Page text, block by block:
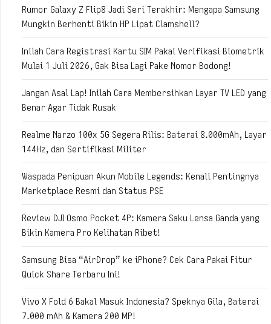
Rumor Galaxy Z Flip8 Jadi Seri Terakhir: Mengapa Samsung
Mungkin Berhenti Bikin HP Lipat Clamshell?
Inilah Cara Registrasi Kartu SIM Pakai Verifikasi Biometrik
Mulai 1 Juli 2026, Gak Bisa Lagi Pake Nomor Bodong!
Jangan Asal Lap! Inilah Cara Membersihkan Layar TV LED yang
Benar Agar Tidak Rusak
Realme Narzo 100x 5G Segera Rilis: Baterai 8.000mAh, Layar
144Hz, dan Sertifikasi Militer
Waspada Penipuan Akun Mobile Legends: Kenali Pentingnya
Marketplace Resmi dan Status PSE
Review DJI Osmo Pocket 4P: Kamera Saku Lensa Ganda yang
Bikin Kamera Pro Kelihatan Ribet!
Samsung Bisa “AirDrop” ke iPhone? Cek Cara Pakai Fitur
Quick Share Terbaru Ini!
Vivo X Fold 6 Bakal Masuk Indonesia? Speknya Gila, Baterai
7.000 mAh & Kamera 200 MP!